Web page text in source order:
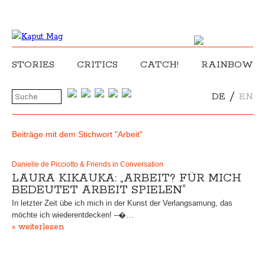
STORIES CRITICS CATCH! RAINBOW
DE / EN
Beiträge mit dem Stichwort "Arbeit"
Danielle de Picciotto & Friends in Conversation
LAURA KIKAUKA: „ARBEIT? FÜR MICH
BEDEUTET ARBEIT SPIELEN“
In letzter Zeit übe ich mich in der Kunst der Verlangsamung, das
möchte ich wiederentdecken! –�…
» weiterlesen